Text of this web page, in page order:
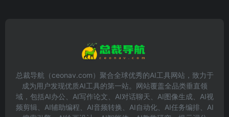
总裁导航（ceonav.com）聚合全球优秀的AI工具网站，致力于
成为用户发现优质AI工具的第一站。网站覆盖全品类垂直领
域，包括AI办公、AI写作论文、AI对话聊天、AI图像生成、AI视
频剪辑、AI辅助编程、AI音频转换、AI自动化、AI任务编排、AI